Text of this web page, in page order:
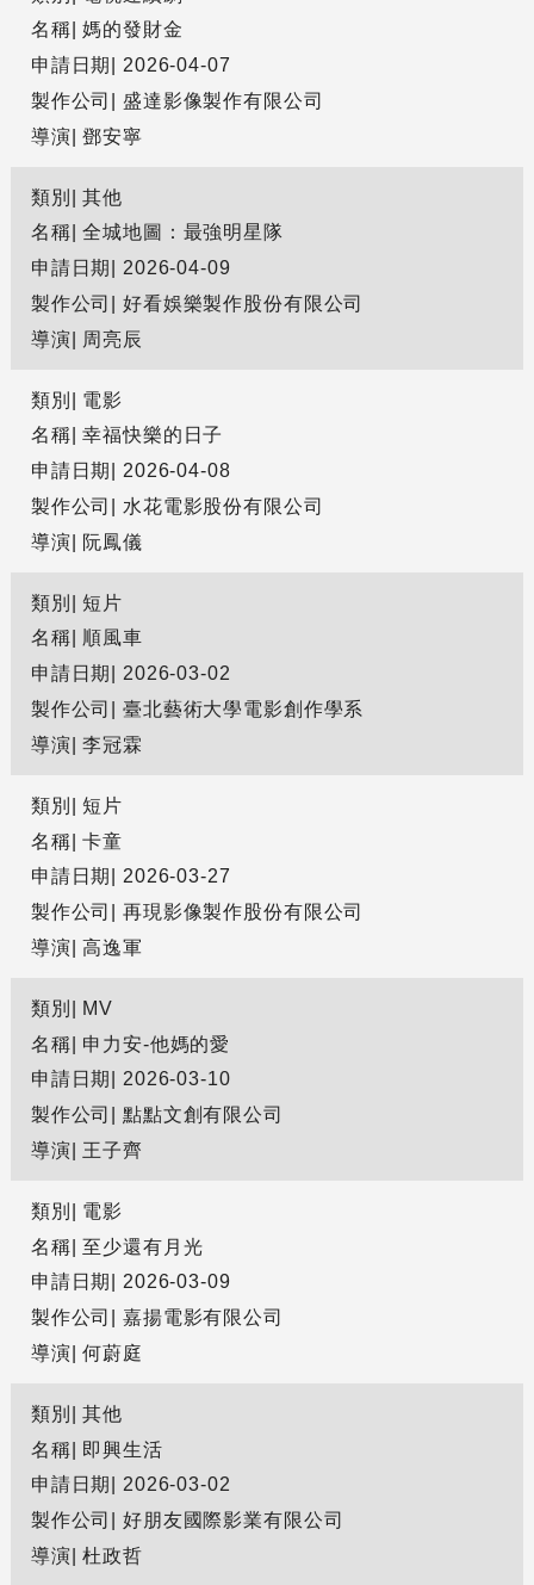
名稱 媽的發財金
申請日期
2026-04-07
製作公司
盛達影像製作有限公司
導演 鄧安寧
類別
其他
名稱 全城地圖：最強明星隊
申請日期
2026-04-09
製作公司
好看娛樂製作股份有限公司
導演
周亮辰
類別
電影
名稱 幸福快樂的日子
申請日期
2026-04-08
製作公司
水花電影股份有限公司
導演
阮鳳儀
類別
短片
名稱
順風車
申請日期
2026-03-02
製作公司
臺北藝術大學電影創作學系
導演 李冠霖
類別
短片
名稱
卡童
申請日期
2026-03-27
製作公司
再現影像製作股份有限公司
導演 高逸軍
類別
MV
名稱
申力安-他媽的愛
申請日期
2026-03-10
製作公司
點點文創有限公司
導演
王子齊
類別
電影
名稱
至少還有月光
申請日期
2026-03-09
製作公司
嘉揚電影有限公司
導演 何蔚庭
類別
其他
名稱
即興生活
申請日期
2026-03-02
製作公司
好朋友國際影業有限公司
導演 杜政哲